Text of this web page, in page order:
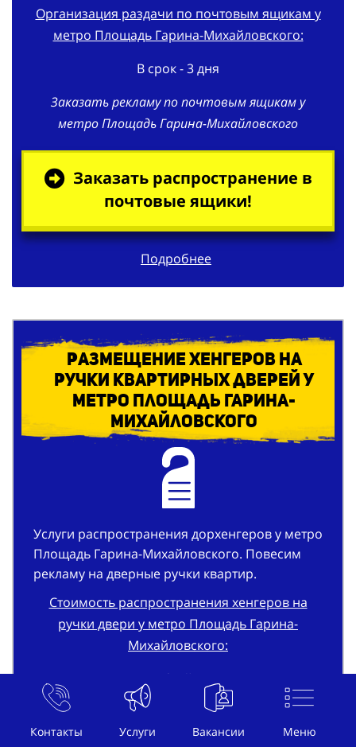
Контакты Услуги Вакансии Меню
Организация раздачи по почтовым ящикам у
метро Площадь Гарина-Михайловского:
В срок - 3 дня
Заказать рекламу по почтовым ящикам у
метро Площадь Гарина-Михайловского
Заказать распространение в
почтовые ящики!
Подробнее
Размещение хенгеров на
ручки квартирных дверей у
метро Площадь Гарина-
Михайловского
Услуги распространения дорхенгеров у метро
Площадь Гарина-Михайловского. Повесим
рекламу на дверные ручки квартир.
Стоимость распространения хенгеров на
ручки двери у метро Площадь Гарина-
Михайловского:
От 3.2 рублей за штуку
Организация рекламы на дверных ручках у
метро Площадь Гарина-Михайловского: